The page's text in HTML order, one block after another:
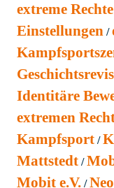
extreme
Einstellungen
Identitäre
extremen
Kampfsport
Mattstedt
Mobit e.V.